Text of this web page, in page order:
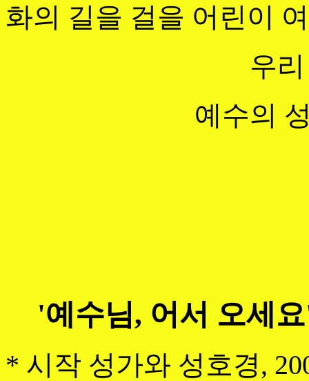
화의 길을 걸을 어린이
우
예수의
'예수님, 어서 오세
* 시작 성가와 성호경,